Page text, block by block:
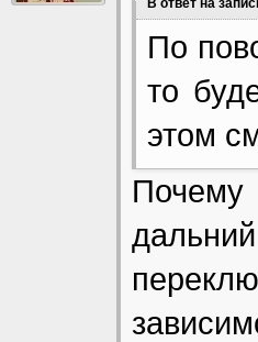
В ответ на
По
то
этом